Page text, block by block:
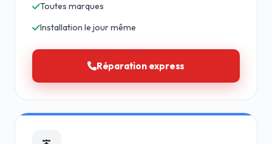
Toutes marques
Installation le jour même
Réparation express